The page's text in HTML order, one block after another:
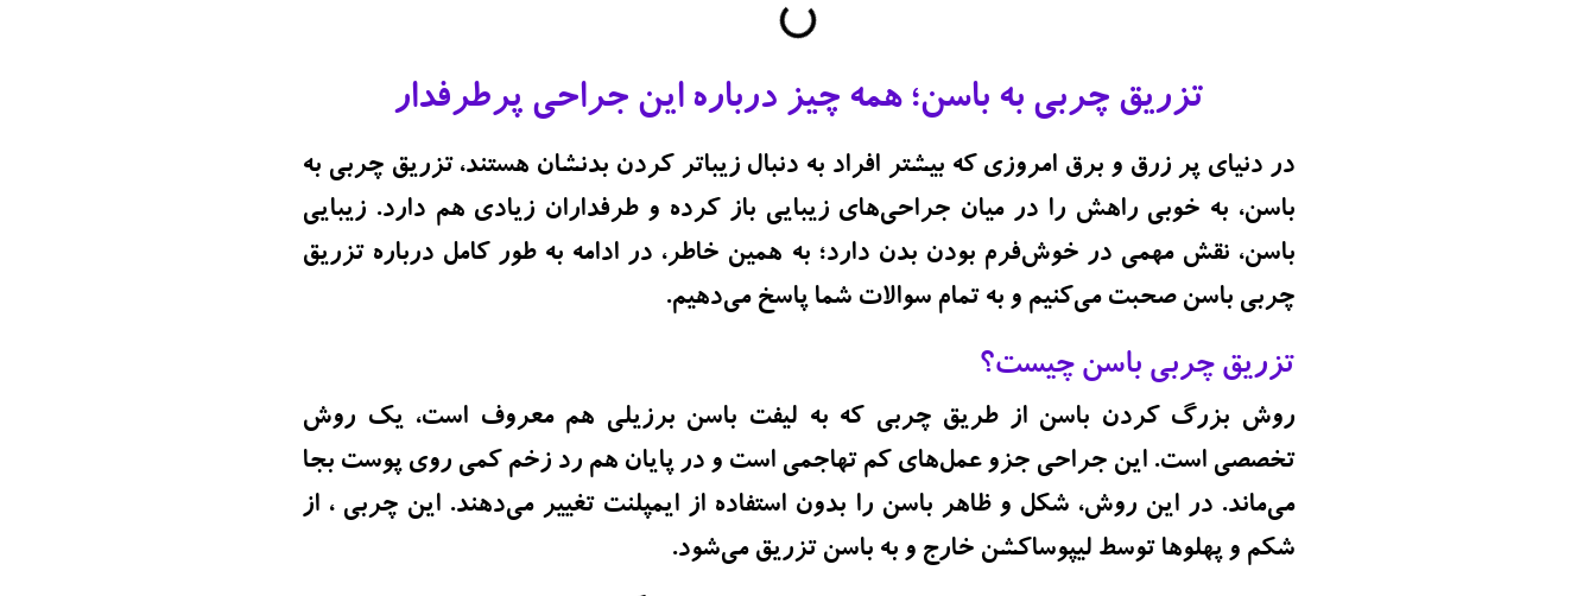
تزریق چربی به باسن؛ همه چیز درباره این جراحی پرطرفدار
در دنیای پر زرق و برق امروزی که بیشتر افراد به دنبال زیباتر کردن بدنشان هستند، تزریق چربی به
باسن، به خوبی راهش را در میان جراحی‌های زیبایی باز کرده و طرفداران زیادی هم دارد. زیبایی
باسن، نقش مهمی در خوش‌فرم بودن بدن دارد؛ به همین خاطر، در ادامه به طور کامل درباره تزریق
چربی باسن صحبت می‌کنیم و به تمام سوالات شما پاسخ می‌دهیم.
تزریق چربی باسن چیست؟
روش بزرگ کردن باسن از طریق چربی که بهلیفت باسن برزیلی هم معروف است، یک روش
تخصصی است. این جراحی جزو عمل‌های کم تهاجمی است و در پایان هم رد زخم کمی روی پوست بجا
می‌ماند. در این روش، شکل و ظاهر باسن را بدون استفاده از ایمپلنت تغییر می‌دهند. این چربی ، از
شکم و پهلوها توسط لیپوساکشن خارج و به باسن تزریق می‌شود.